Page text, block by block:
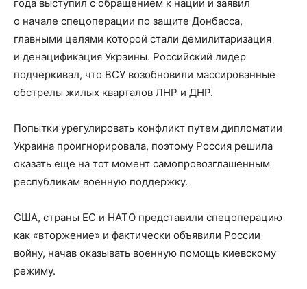
года выступил с обращением к нации и заявил
о начале спецоперации по защите Донбасса,
главными целями которой стали демилитаризация
и денацификация Украины. Российский лидер
подчеркивал, что ВСУ возобновили массированные
обстрелы жилых кварталов ЛНР и ДНР.
Попытки урегулировать конфликт путем дипломатии
Украина проигнорировала, поэтому Россия решила
оказать еще на тот момент самопровозглашенным
республикам военную поддержку.
США, страны ЕС и НАТО представили спецоперацию
как «вторжение» и фактически объявили России
войну, начав оказывать военную помощь киевскому
режиму.